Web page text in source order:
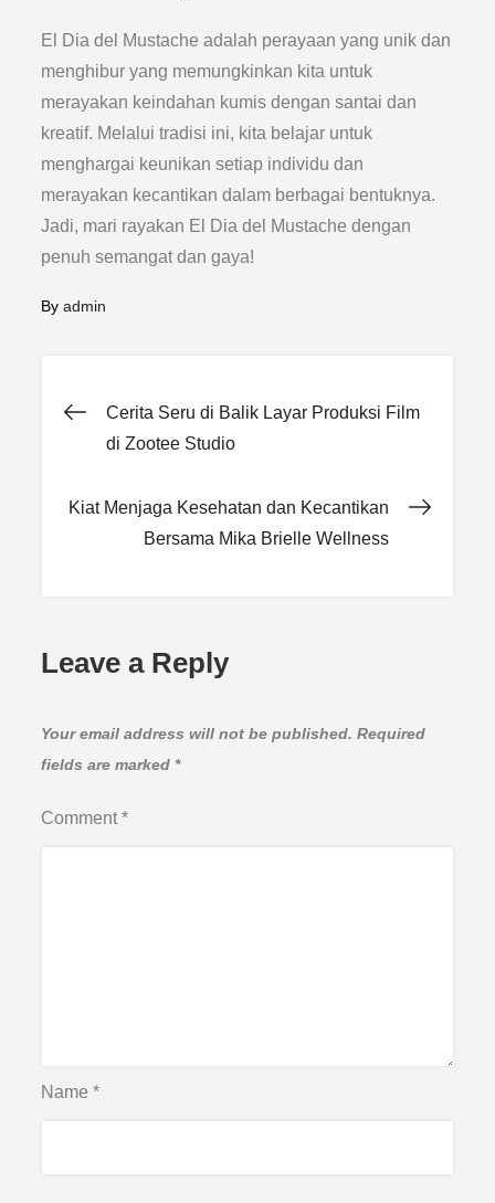
El Dia del Mustache adalah perayaan yang unik dan
menghibur yang memungkinkan kita untuk
merayakan keindahan kumis dengan santai dan
kreatif. Melalui tradisi ini, kita belajar untuk
menghargai keunikan setiap individu dan
merayakan kecantikan dalam berbagai bentuknya.
Jadi, mari rayakan El Dia del Mustache dengan
penuh semangat dan gaya!
Byadmin
Post
Cerita Seru di Balik Layar Produksi Film
di Zootee Studio
Kiat Menjaga Kesehatan dan Kecantikan
Bersama Mika Brielle Wellness
Leave a Reply
Your email address will not be published. Required
fields are marked *
Comment*
Name*